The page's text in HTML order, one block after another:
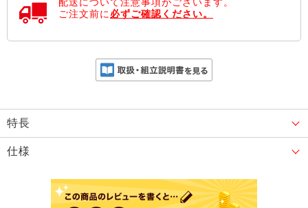
ご注文前に 必ずご確認ください。
特長
仕様